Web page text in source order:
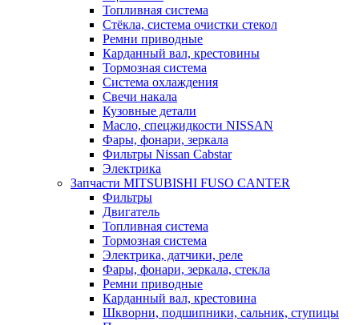
Топливная система
Стёкла, система очистки стекол
Ремни приводные
Карданный вал, крестовины
Тормозная система
Система охлаждения
Свечи накала
Кузовные детали
Масло, спецжидкости NISSAN
Фары, фонари, зеркала
Фильтры Nissan Cabstar
Электрика
Запчасти MITSUBISHI FUSO CANTER
Фильтры
Двигатель
Топливная система
Тормозная система
Электрика, датчики, реле
Фары, фонари, зеркала, стекла
Ремни приводные
Карданный вал, крестовина
Шкворни, подшипники, сальник, ступицы